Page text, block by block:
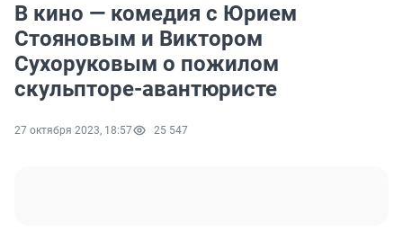
В кино — комедия с Юрием
Стояновым и Виктором
Сухоруковым о пожилом
скульпторе-авантюристе
27 октября 2023, 18:57 25 547